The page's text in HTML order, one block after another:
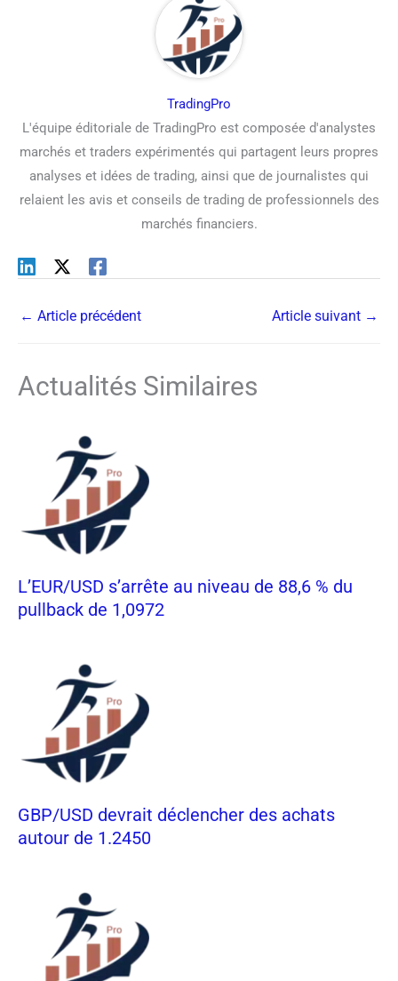
TradingPro
L'équipe éditoriale de TradingPro est composée d'analystes
marchés et traders expérimentés qui partagent leurs propres
analyses et idées de trading, ainsi que de journalistes qui
relaient les avis et conseils de trading de professionnels des
marchés financiers.
← Article précédent Article suivant →
Actualités Similaires
L’EUR/USD s’arrête au niveau de 88,6 % du
pullback de 1,0972
GBP/USD devrait déclencher des achats
autour de 1.2450